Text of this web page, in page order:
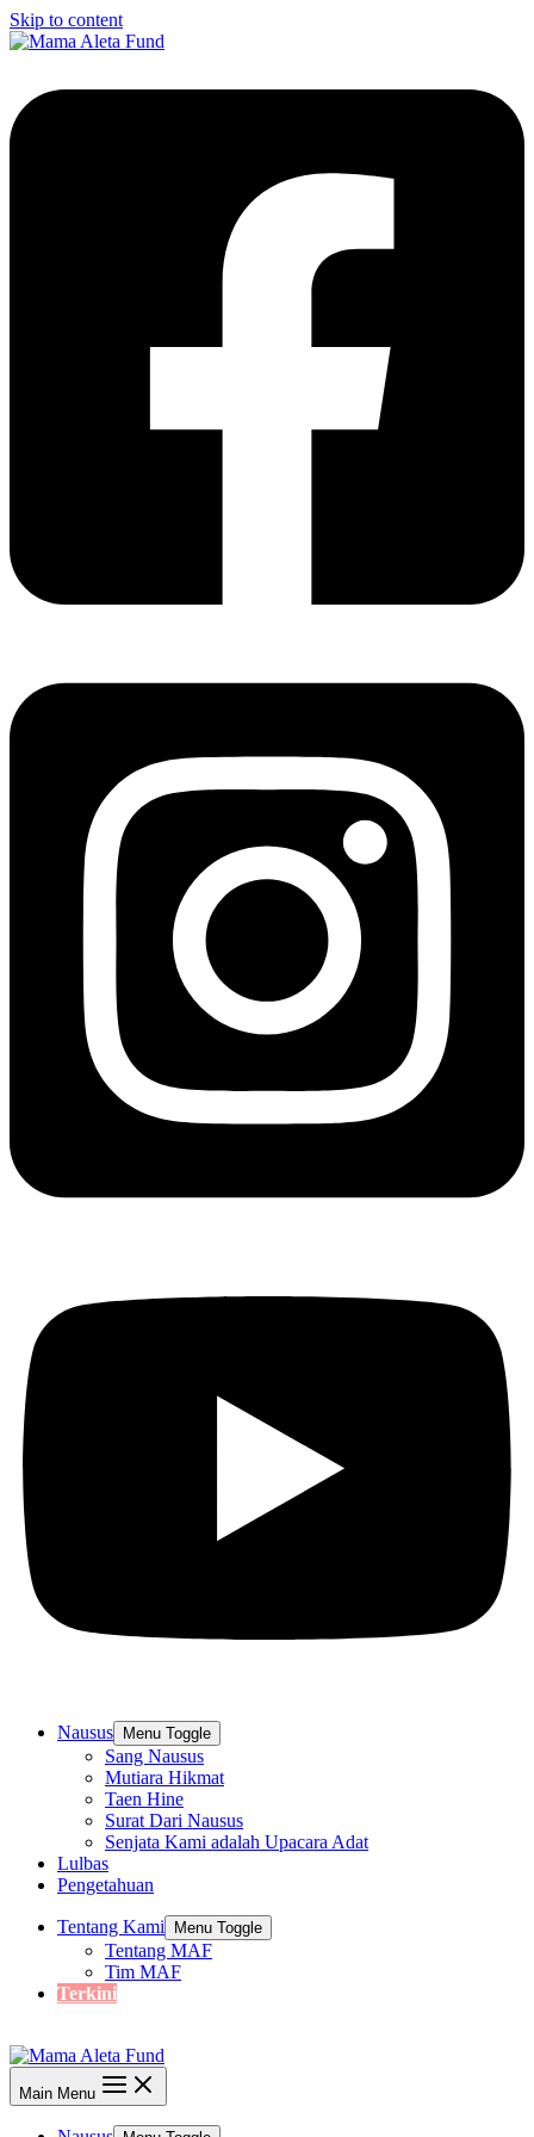
Skip to content
Nausus Menu Toggle
Sang Nausus
Mutiara Hikmat
Taen Hine
Surat Dari Nausus
Senjata Kami adalah Upacara Adat
Lulbas
Pengetahuan
Tentang Kami Menu Toggle
Tentang MAF
Tim MAF
Terkini
Main Menu